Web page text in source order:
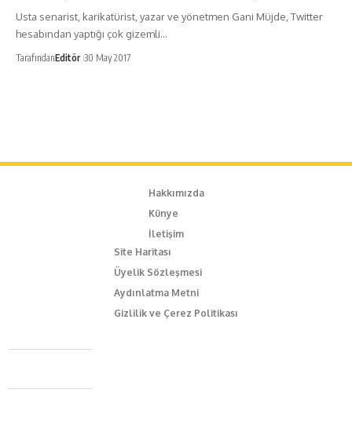
Usta senarist, karikatürist, yazar ve yönetmen Gani Müjde, Twitter
hesabından yaptığı çok gizemli…
TarafındanEditör 30 May 2017
Hakkımızda
Künye
İletişim
Site Haritası
Üyelik Sözleşmesi
Aydınlatma Metni
Gizlilik ve Çerez Politikası
Caferağa Mah. Dr. Şakir Paşa Sok. No3/A Kadıköy İstanbul
+90 543 345 46 00